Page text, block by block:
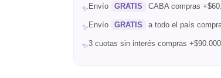
✨Envío GRATIS CABA compras
✨Envío GRATIS a todo el país
✨3 cuotas sin interés compras +$90.000